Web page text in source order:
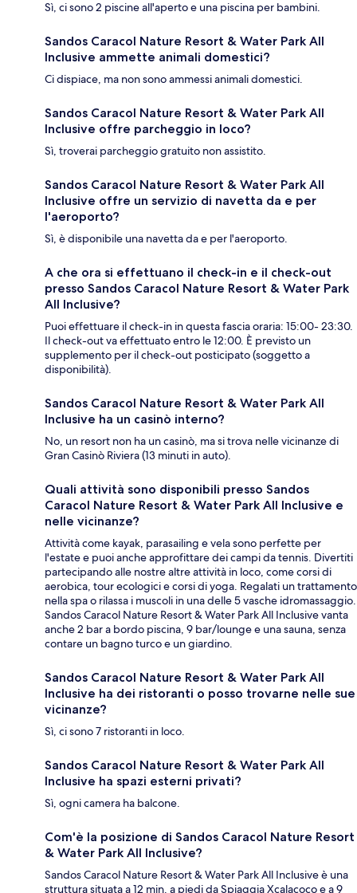
Sì, ci sono 2 piscine all'aperto e una piscina per bambini.
Sandos Caracol Nature Resort & Water Park All
Inclusive ammette animali domestici?
Ci dispiace, ma non sono ammessi animali domestici.
Sandos Caracol Nature Resort & Water Park All
Inclusive offre parcheggio in loco?
Sì, troverai parcheggio gratuito non assistito.
Sandos Caracol Nature Resort & Water Park All
Inclusive offre un servizio di navetta da e per
l'aeroporto?
Sì, è disponibile una navetta da e per l'aeroporto.
A che ora si effettuano il check-in e il check-out
presso Sandos Caracol Nature Resort & Water Park
All Inclusive?
Puoi effettuare il check-in in questa fascia oraria: 15:00- 23:30.
Il check-out va effettuato entro le 12:00. È previsto un
supplemento per il check-out posticipato (soggetto a
disponibilità).
Sandos Caracol Nature Resort & Water Park All
Inclusive ha un casinò interno?
No, un resort non ha un casinò, ma si trova nelle vicinanze di
Gran Casinò Riviera (13 minuti in auto).
Quali attività sono disponibili presso Sandos
Caracol Nature Resort & Water Park All Inclusive e
nelle vicinanze?
Attività come kayak, parasailing e vela sono perfette per
l'estate e puoi anche approfittare dei campi da tennis. Divertiti
partecipando alle nostre altre attività in loco, come corsi di
aerobica, tour ecologici e corsi di yoga. Regalati un trattamento
nella spa o rilassa i muscoli in una delle 5 vasche idromassaggio.
Sandos Caracol Nature Resort & Water Park All Inclusive vanta
anche 2 bar a bordo piscina, 9 bar/lounge e una sauna, senza
contare un bagno turco e un giardino.
Sandos Caracol Nature Resort & Water Park All
Inclusive ha dei ristoranti o posso trovarne nelle sue
vicinanze?
Sì, ci sono 7 ristoranti in loco.
Sandos Caracol Nature Resort & Water Park All
Inclusive ha spazi esterni privati?
Sì, ogni camera ha balcone.
Com'è la posizione di Sandos Caracol Nature Resort
& Water Park All Inclusive?
Sandos Caracol Nature Resort & Water Park All Inclusive è una
struttura situata a 12 min. a piedi da Spiaggia Xcalacoco e a 9